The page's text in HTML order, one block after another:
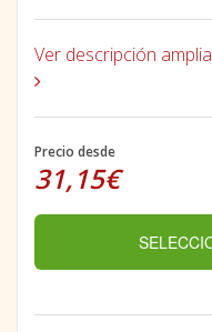
Ver descripción
Precio desde
31,15€